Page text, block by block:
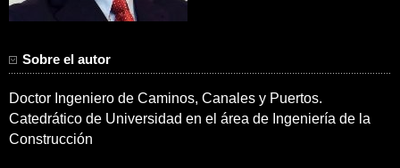
Sobre el autor
Doctor Ingeniero de Caminos, Canales y Puertos.
Catedrático de Universidad en el área de Ingeniería de la
Construcción